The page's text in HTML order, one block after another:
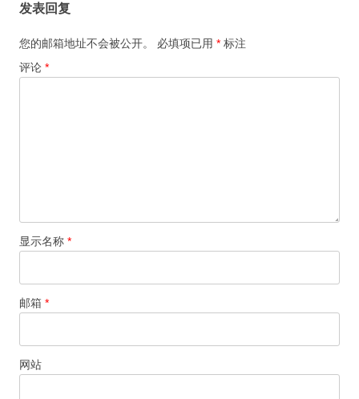
发表回复
您的邮箱地址不会被公开。 必填项已用 * 标注
评论 *
显示名称 *
邮箱 *
网站